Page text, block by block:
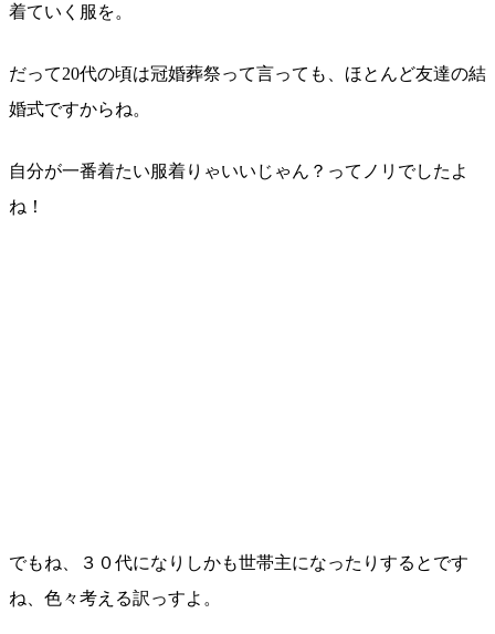
着ていく服を。
だって20代の頃は冠婚葬祭って言っても、ほとんど友達の結
婚式ですからね。
自分が一番着たい服着りゃいいじゃん？ってノリでしたよ
ね！
でもね、３０代になりしかも世帯主になったりするとです
ね、色々考える訳っすよ。